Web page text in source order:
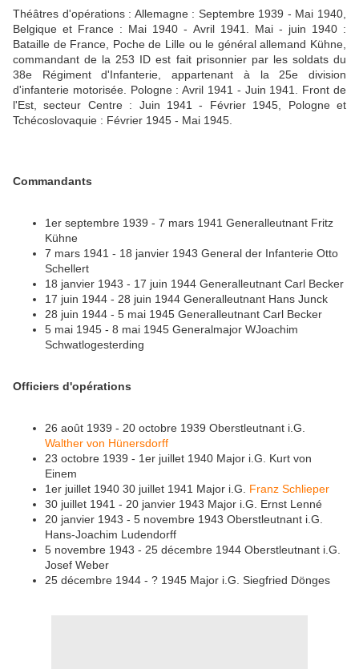
Théâtres d'opérations : Allemagne : Septembre 1939 - Mai 1940,
Belgique et France : Mai 1940 - Avril 1941. Mai - juin 1940 :
Bataille de France, Poche de Lille ou le général allemand Kühne,
commandant de la 253 ID est fait prisonnier par les soldats du
38e Régiment d'Infanterie, appartenant à la 25e division
d'infanterie motorisée. Pologne : Avril 1941 - Juin 1941. Front de
l'Est, secteur Centre : Juin 1941 - Février 1945, Pologne et
Tchécoslovaquie : Février 1945 - Mai 1945.
Commandants
1er septembre 1939 - 7 mars 1941 Generalleutnant Fritz
Kühne
7 mars 1941 - 18 janvier 1943 General der Infanterie Otto
Schellert
18 janvier 1943 - 17 juin 1944 Generalleutnant Carl Becker
17 juin 1944 - 28 juin 1944 Generalleutnant Hans Junck
28 juin 1944 - 5 mai 1945 Generalleutnant Carl Becker
5 mai 1945 - 8 mai 1945 Generalmajor WJoachim
Schwatlogesterding
Officiers d'opérations
26 août 1939 - 20 octobre 1939 Oberstleutnant i.G.
Walther von Hünersdorff
23 octobre 1939 - 1er juillet 1940 Major i.G. Kurt von
Einem
1er juillet 1940 30 juillet 1941 Major i.G. Franz Schlieper
30 juillet 1941 - 20 janvier 1943 Major i.G. Ernst Lenné
20 janvier 1943 - 5 novembre 1943 Oberstleutnant i.G.
Hans-Joachim Ludendorff
5 novembre 1943 - 25 décembre 1944 Oberstleutnant i.G.
Josef Weber
25 décembre 1944 - ? 1945 Major i.G. Siegfried Dönges